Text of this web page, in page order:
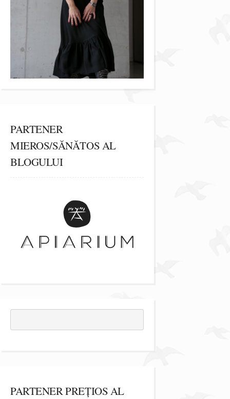
PARTENER
MIEROS/SĂNĂTOS AL
BLOGULUI
PARTENER PREȚIOS AL